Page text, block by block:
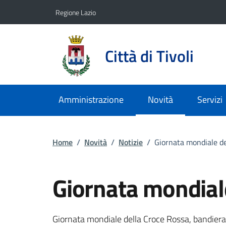
Regione Lazio
Città di Tivoli
Amministrazione Novità Servizi
Home / Novità / Notizie / Giornata mondiale
Giornata
Dettagli della
Giornata mondiale della Croce Rossa,